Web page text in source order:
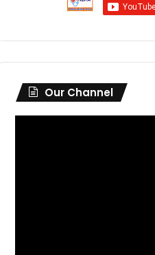
Our Channel